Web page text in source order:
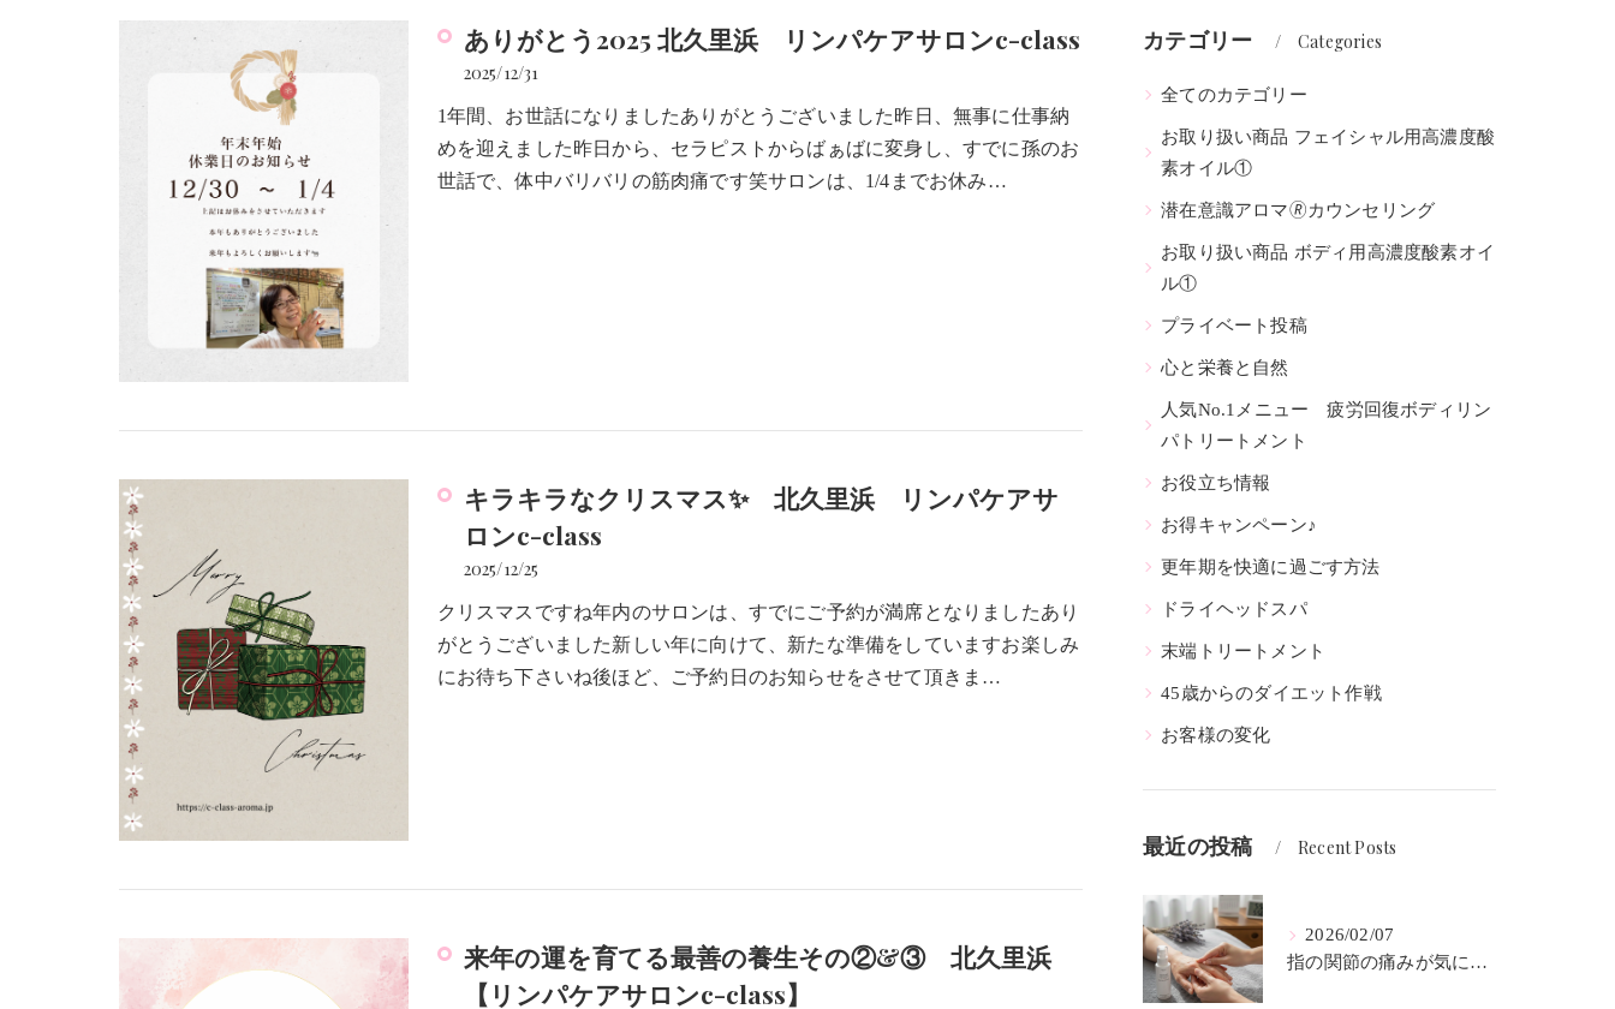
ありがとう2025 北久里浜 リンパケアサロンc-class
2025/12/31
1年間、お世話になりましたありがとうございました昨日、無事に仕事納
めを迎えました昨日から、セラピストからばぁばに変身し、すでに孫のお
世話で、体中バリバリの筋肉痛です笑サロンは、1/4までお休み…
キラキラなクリスマス✨ 北久里浜 リンパケアサ
ロンc-class
2025/12/25
クリスマスですね年内のサロンは、すでにご予約が満席となりましたあり
がとうございました新しい年に向けて、新たな準備をしていますお楽しみ
にお待ち下さいね後ほど、ご予約日のお知らせをさせて頂きま…
来年の運を育てる最善の養生その②&③ 北久里浜
【リンパケアサロンc-class】
カテゴリー Categories
全てのカテゴリー
お取り扱い商品 フェイシャル用高濃度酸
素オイル①
潜在意識アロマ🄬カウンセリング
お取り扱い商品 ボディ用高濃度酸素オイ
ル①
プライベート投稿
心と栄養と自然
人気No.1メニュー 疲労回復ボディリン
パトリートメント
お役立ち情報
お得キャンペーン♪
更年期を快適に過ごす方法
ドライヘッドスパ
末端トリートメント
45歳からのダイエット作戦
お客様の変化
最近の投稿 Recent Posts
2026/02/07
指の関節の痛みが気にならなくなりました 北久里浜 リンパケアサロンc-class